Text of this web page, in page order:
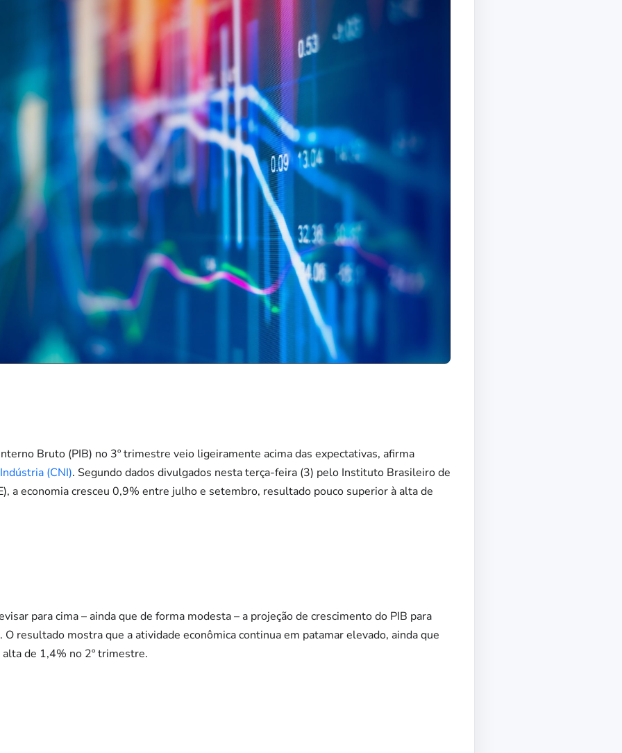
Bruto (PIB) no 3º trimestre veio ligeiramente acima das expectativas, afirma
(CNI). Segundo dados divulgados nesta terça-feira (3) pelo Instituto Brasileiro de
a economia cresceu 0,9% entre julho e setembro, resultado pouco superior à alta de
para cima – ainda que de forma modesta – a projeção de crescimento do PIB para
resultado mostra que a atividade econômica continua em patamar elevado, ainda que
de 1,4% no 2º trimestre.